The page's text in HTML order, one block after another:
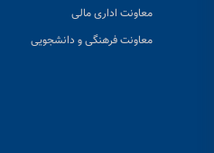
معاونت اداری مالی
معاونت فرهنگی و دانشجویی